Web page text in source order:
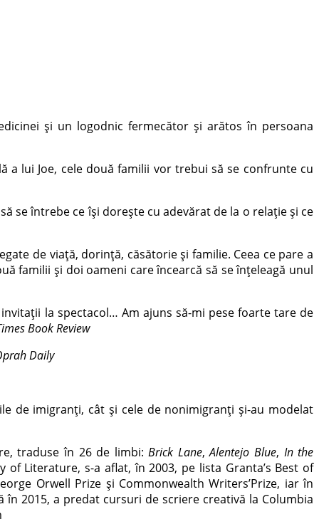
și un logodnic fermecător și arătos în per­soana
a lui Joe, cele două familii vor trebui să se confrunte cu
se întrebe ce își dorește cu adevărat de la o relație și ce
de viață, dorință, căsătorie și fami­lie. Ceea ce pare a
familii și doi oameni care încearcă să se înțeleagă unul
la spectacol… Am ajuns să-mi pese foarte tare de
Book Review
Daily
de imigranți, cât și cele de nonimigranți și-au modelat
traduse în 26 de limbi:Brick Lane,Alentejo Blue, In the
Literature, s-a aflat, în 2003, pe lista Granta’s Best of
Orwell Prize și Commonwealth Writers’Prize, iar în
în 2015, a predat cursuri de scriere creativă la Columbia